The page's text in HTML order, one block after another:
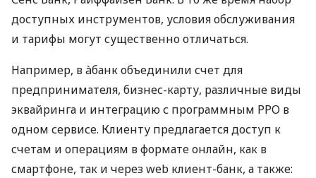
доступных инструментов, условия обслуживания
и тарифы могут существенно отличаться.
Например, в àбанк объединили счет для
предпринимателя, бизнес-карту, различные виды
эквайринга и интеграцию с программным РРО в
одном сервисе. Клиенту предлагается доступ к
счетам и операциям в формате онлайн, как в
смартфоне, так и через web клиент-банк, а также: